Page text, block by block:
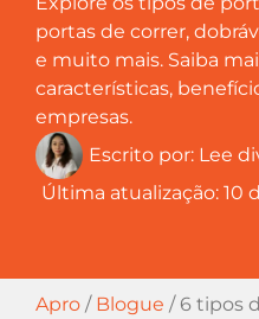
portas de correr,
e muito mais. Saiba
características,
empresas.
Escrito por: Lee
Última atualização: 10
Apro / Blogue /6 tipos